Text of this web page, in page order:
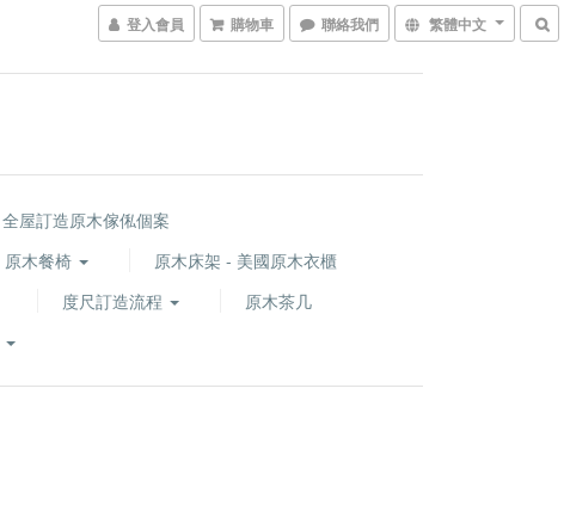
登入會員 購物車 聯絡我們 繁體中文
全屋訂造原木傢俬個案
原木餐椅
原木床架 - 美國原木衣櫃
度尺訂造流程
原木茶几